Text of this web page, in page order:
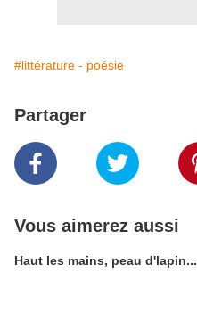
#littérature - poésie
Partager
Vous aimerez aussi
Haut les mains, peau d'lapin...